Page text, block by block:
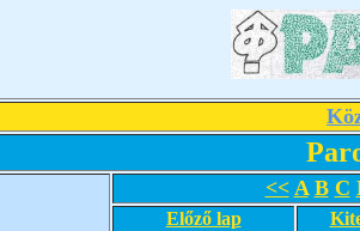
<< A B C
Előző lap